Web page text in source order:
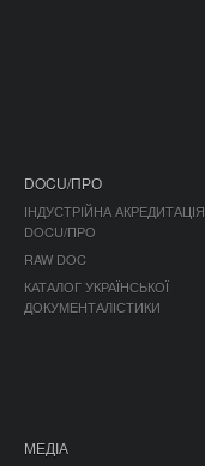
DOCU/ПРО
ІНДУСТРІЙНА АКРЕДИТАЦІЯ
DOCU/ПРО
RAW DOC
КАТАЛОГ УКРАЇНСЬКОЇ
ДОКУМЕНТАЛІСТИКИ
МЕДІА